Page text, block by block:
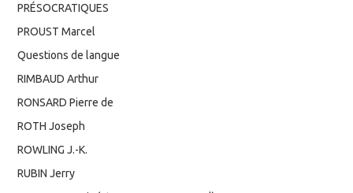
PRÉSOCRATIQUES
PROUST Marcel
Questions de langue
RIMBAUD Arthur
RONSARD Pierre de
ROTH Joseph
ROWLING J.-K.
RUBIN Jerry